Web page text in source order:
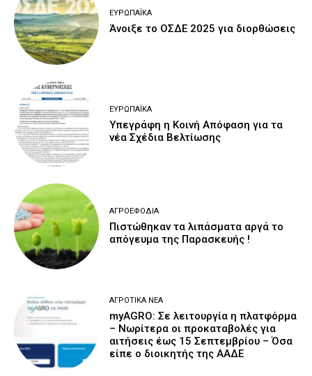
ΕΥΡΩΠΑΪΚΆ
Άνοιξε το ΟΣΔΕ 2025 για διορθώσεις
ΕΥΡΩΠΑΪΚΆ
Υπεγράφη η Κοινή Απόφαση για τα
νέα Σχέδια Βελτίωσης
ΑΓΡΟΕΦΌΔΙΑ
Πιστώθηκαν τα λιπάσματα αργά το
απόγευμα της Παρασκευής !
ΑΓΡΟΤΙΚΆ ΝΈΑ
myAGRO: Σε λειτουργία η πλατφόρμα
– Νωρίτερα οι προκαταβολές για
αιτήσεις έως 15 Σεπτεμβρίου – Όσα
είπε ο διοικητής της ΑΑΔΕ